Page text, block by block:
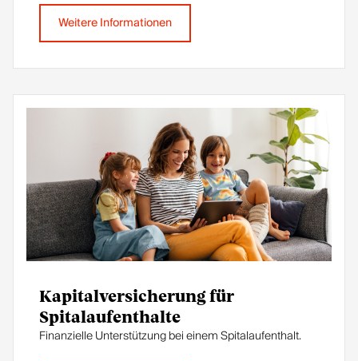
Weitere Informationen
Kapitalversicherung für
Spitalaufenthalte
Finanzielle Unterstützung bei einem Spitalaufenthalt.